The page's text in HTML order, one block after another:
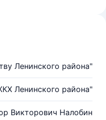
Ленинского района"
Ленинского района"
Викторович Налобин